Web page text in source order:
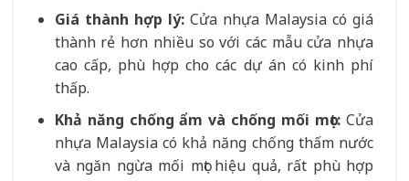
Giá thành hợp lý:Cửa nhựa Malaysia có giá
thành rẻ hơn nhiều so với các mẫu cửa nhựa
cao cấp, phù hợp cho các dự án có kinh phí
thấp.
Khả năng chống ẩm và chống mối mọt: Cửa
nhựa Malaysia có khả năng chống thấm nước
và ngăn ngừa mối mọt hiệu quả, rất phù hợp